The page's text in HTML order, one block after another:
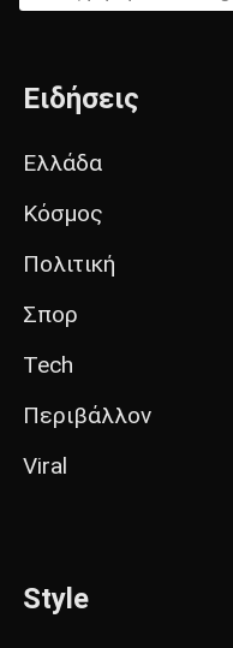
Ειδήσεις
Ελλάδα
Κόσμος
Πολιτική
Σπορ
Tech
Περιβάλλον
Viral
Style